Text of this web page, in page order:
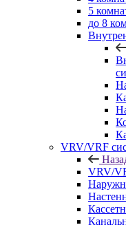
5
до 8
VRV/VRF
VRV/